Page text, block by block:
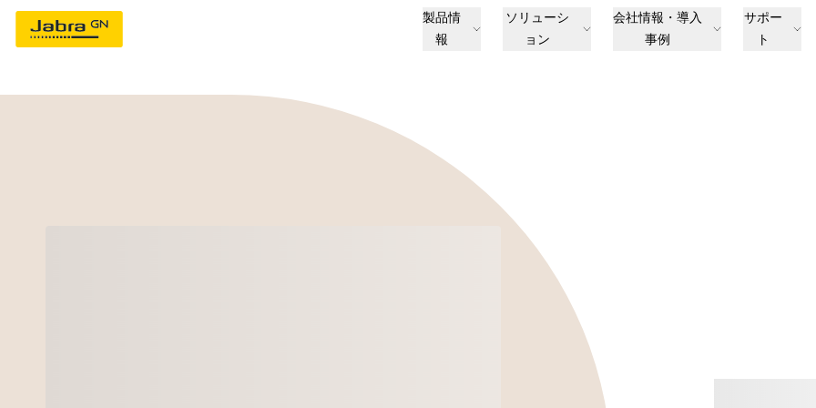
製品情
報
ソリューシ
ョン
会社情報・導入
事例
サポー
ト